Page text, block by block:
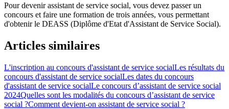
Pour devenir assistant de service social, vous devez passer un
concours et faire une formation de trois années, vous permettant
d'obtenir le DEASS (Diplôme d'Etat d'Assistant de Service Social).
Articles similaires
L'inscription au concours d'assistant de service socialLes résultats du
concours d'assistant de service socialLes dates du concours
d'assistant de service socialLe concours d’assistant de service social
2024Quelles sont les modalités du concours d’assistant de service
social ?Comment devient-on assistant de service social ?